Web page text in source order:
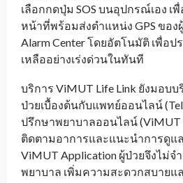
เลือกกดปุ่ม SOS บนอุปกรณ์เอง เ
หน้าที่พร้อมส่งตำแหน่ง GPS ของ
Alarm Center โดยอัตโนมัติ เพื่อ
เหลืออย่างเร่งด่วนในทันที
บริการ ViMUT Life Link ยังมอบ
ป่วยเบื้องต้นกับแพทย์ออนไลน์
ปรึกษาพยาบาลออนไลน์ (ViMUT
ติดตามอาการและแนะนำการดูแ
ViMUT Application ผู้ป่วยจึงไม่จ
พยาบาล เพิ่มความสะดวกสบายแ